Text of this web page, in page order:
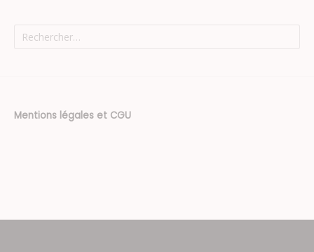
Rechercher :
Mentions légales et CGU